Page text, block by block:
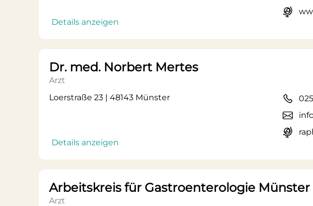
Details anzeigen
Dr. med. Norbert Mertes
Arzt
Loerstraße 23 | 48143 Münster
Details anzeigen
Arbeitskreis für Gastroenterologie Münster
Arzt